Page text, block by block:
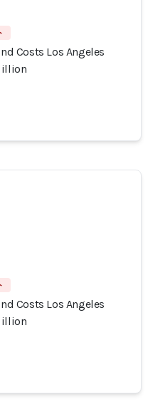
Costs Los Angeles
Costs Los Angeles